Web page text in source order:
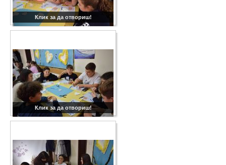
Клик за да отвориш!
Клик за да отвориш!